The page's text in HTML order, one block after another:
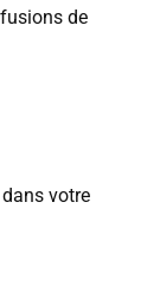
de
votre